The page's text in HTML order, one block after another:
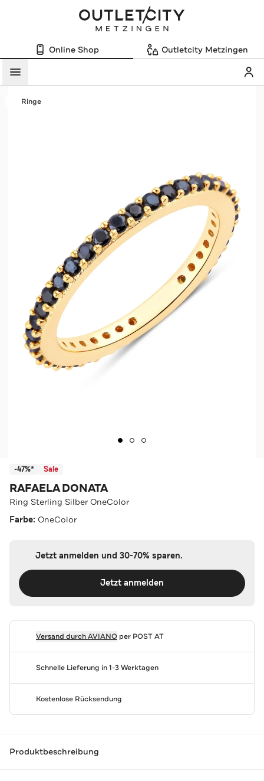
Online Shop Outletcity Metzingen
Menü
Ringe
-47%* Sale
RAFAELA DONATA
Ring Sterling Silber OneColor
Farbe: OneColor
Jetzt anmelden und 30-70% sparen.
Jetzt anmelden
Versand durchAVIANOper POST AT
Schnelle Lieferung in 1-3 Werktagen
Kostenlose Rücksendung
Produktbeschreibung